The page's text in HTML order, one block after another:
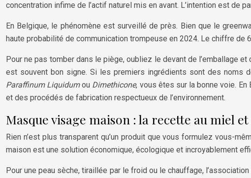
concentration infime de l’actif naturel mis en avant. L’intention est de
En Belgique, le phénomène est surveillé de près. Bien que le
haute probabilité de communication trompeuse en 2024. Le chiffre de
Pour ne pas tomber dans le piège, oubliez le devant de l’emballage
est souvent bon signe. Si les premiers ingrédients sont des noms
Paraffinum Liquidumou Dimethicone, vous êtes sur la bonne voie.
et des procédés de fabrication respectueux de l’environnement.
Masque visage maison : la recette au miel
Rien n’est plus transparent qu’un produit que vous formulez vous-
maison est une solution économique, écologique et incroyablement
Pour une peau sèche, tiraillée par le froid ou le chauffage,